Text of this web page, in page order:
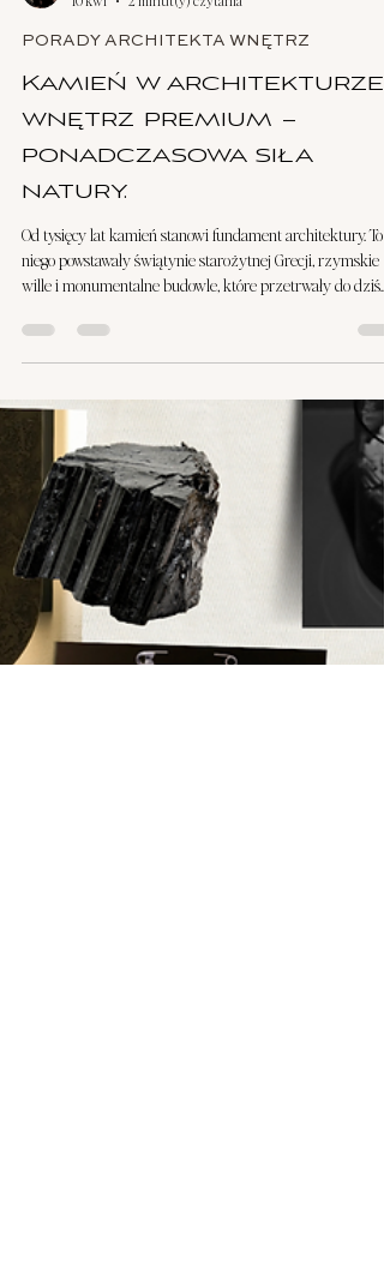
Karolina Harold
Kamień w architekturze
wnętrz premium –
ponadczasowa siła
natury.
Od tysięcy lat kamień stanowi fundament architektury. To z
niego powstawały świątynie starożytnej Grecji, rzymskie
wille i monumentalne budowle, które przetrwały do dziś.
Już wtedy był symbolem trwałości, harmonii i statusu.